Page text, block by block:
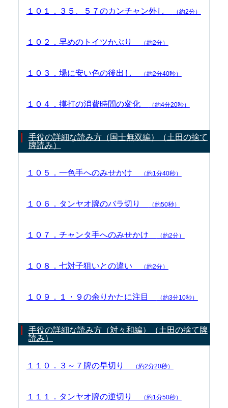
１０１．３５、５７のカンチャン外し （約2分）
１０２．早めのトイツかぶり （約2分）
１０３．場に安い色の後出し （約2分40秒）
１０４．摸打の消費時間の変化 （約4分20秒）
手役の詳細な読み方（国士無双編）（土田の捨て
牌読み）
１０５．一色手へのみせかけ （約1分40秒）
１０６．タンヤオ牌のバラ切り （約50秒）
１０７．チャンタ手へのみせかけ （約2分）
１０８．七対子狙いとの違い （約2分）
１０９．１・９の余りかたに注目 （約3分10秒）
手役の詳細な読み方（対々和編）（土田の捨て牌
読み）
１１０．３～７牌の早切り （約2分20秒）
１１１．タンヤオ牌の逆切り （約1分50秒）